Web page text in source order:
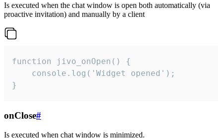
Is executed when the chat window is open both automatically (via
proactive invitation) and manually by a client
function jivo_onOpen() {
    console.log('Widget opened');
}
onClose#
Is executed when chat window is minimized.